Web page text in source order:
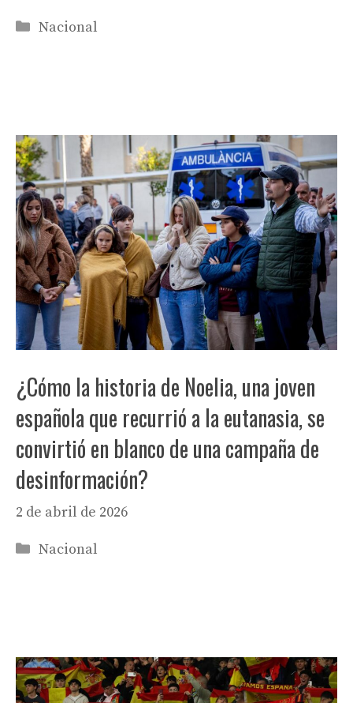
Categorías
Nacional
¿Cómo la historia de Noelia, una joven
española que recurrió a la eutanasia, se
convirtió en blanco de una campaña de
desinformación?
2 de abril de 2026
Categorías
Nacional